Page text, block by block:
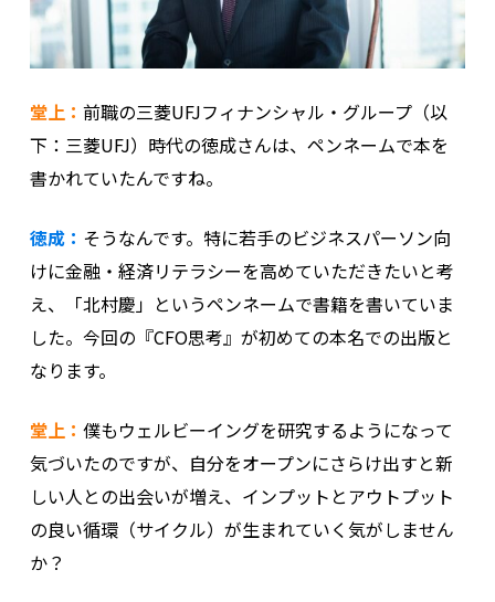
堂上： 前職の三菱UFJフィナンシャル・グループ（以
下：三菱UFJ）時代の徳成さんは、ペンネームで本を
書かれていたんですね。
徳成： そうなんです。特に若手のビジネスパーソン向
けに金融・経済リテラシーを高めていただきたいと考
え、「北村慶」というペンネームで書籍を書いていま
した。今回の『CFO思考』が初めての本名での出版と
なります。
堂上： 僕もウェルビーイングを研究するようになって
気づいたのですが、自分をオープンにさらけ出すと新
しい人との出会いが増え、インプットとアウトプット
の良い循環（サイクル）が生まれていく気がしません
か？